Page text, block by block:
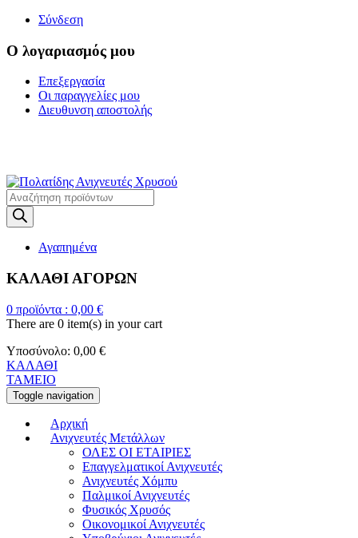
Σύνδεση
Ο λογαριασμός μου
Επεξεργασία
Οι παραγγελίες μου
Διευθυνση αποστολής
Products
search
Αγαπημένα
ΚΑΛΑΘΙ ΑΓΟΡΩΝ
0 προϊόντα : 0,00 €
There are 0 item(s) in your cart
Υποσύνολο: 0,00 €
ΚΑΛΑΘΙ
ΤΑΜΕΙΟ
Toggle navigation
Αρχική
Ανιχνευτές Μετάλλων
ΟΛΕΣ ΟΙ ΕΤΑΙΡΙΕΣ
Επαγγελματικοί Ανιχνευτές
Ανιχνευτές Χόμπυ
Παλμικοί Ανιχνευτές
Φυσικός Χρυσός
Οικονομικοί Ανιχνευτές